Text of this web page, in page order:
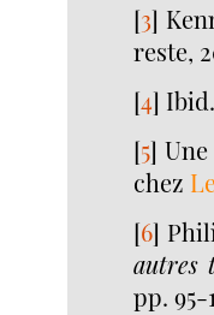
[3]
reste,
[4]
[5]
chez
[6]
autres
pp. 95-